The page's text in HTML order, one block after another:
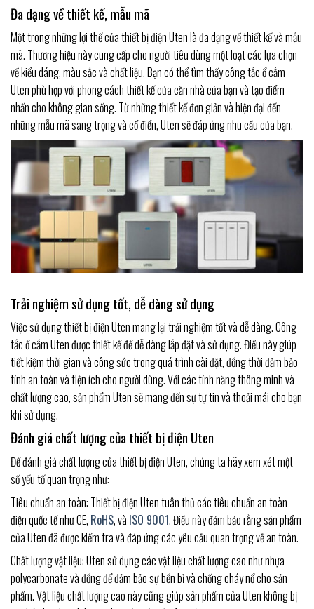
Đa dạng về thiết kế, mẫu mã
Một trong những lợi thế của thiết bị điện Uten là đa dạng về thiết kế và mẫu
mã. Thương hiệu này cung cấp cho người tiêu dùng một loạt các lựa chọn
về kiểu dáng, màu sắc và chất liệu. Bạn có thể tìm thấy công tắc ổ cắm
Uten phù hợp với phong cách thiết kế của căn nhà của bạn và tạo điểm
nhấn cho không gian sống. Từ những thiết kế đơn giản và hiện đại đến
những mẫu mã sang trọng và cổ điển, Uten sẽ đáp ứng nhu cầu của bạn.
Trải nghiệm sử dụng tốt, dễ dàng sử dụng
Việc sử dụng thiết bị điện Uten mang lại trải nghiệm tốt và dễ dàng. Công
tắc ổ cắm Uten được thiết kế để dễ dàng lắp đặt và sử dụng. Điều này giúp
tiết kiệm thời gian và công sức trong quá trình cài đặt, đồng thời đảm bảo
tính an toàn và tiện ích cho người dùng. Với các tính năng thông minh và
chất lượng cao, sản phẩm Uten sẽ mang đến sự tự tin và thoải mái cho bạn
khi sử dụng.
Đánh giá chất lượng của thiết bị điện Uten
Để đánh giá chất lượng của thiết bị điện Uten, chúng ta hãy xem xét một
số yếu tố quan trọng như:
Tiêu chuẩn an toàn: Thiết bị điện Uten tuân thủ các tiêu chuẩn an toàn
điện quốc tế như CE, RoHS, và ISO 9001. Điều này đảm bảo rằng sản phẩm
của Uten đã được kiểm tra và đáp ứng các yêu cầu quan trọng về an toàn.
Chất lượng vật liệu: Uten sử dụng các vật liệu chất lượng cao như nhựa
polycarbonate và đồng để đảm bảo sự bền bỉ và chống cháy nổ cho sản
phẩm. Vật liệu chất lượng cao này cũng giúp sản phẩm của Uten không bị